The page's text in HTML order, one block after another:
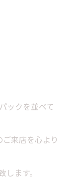
ックを並べて
来店を心より
ます。